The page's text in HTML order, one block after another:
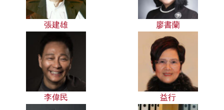
張建雄 廖書蘭
李偉民 益行